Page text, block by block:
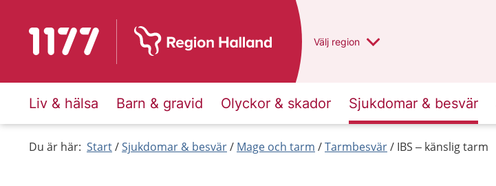
Till startsidan för 1177 Du har valt region
Välj en annan
region
Liv & hälsa Barn & gravid Olyckor & skador Sjukdomar & besvär
Du är här: Start Sjukdomar & besvär Mage och tarm Tarmbesvär IBS – känslig tarm